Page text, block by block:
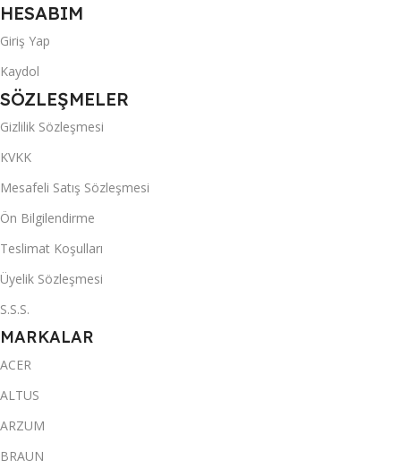
HESABIM
Giriş Yap
Kaydol
SÖZLEŞMELER
Gizlilik Sözleşmesi
KVKK
Mesafeli Satış Sözleşmesi
Ön Bilgilendirme
Teslimat Koşulları
Üyelik Sözleşmesi
S.S.S.
MARKALAR
ACER
ALTUS
ARZUM
BRAUN